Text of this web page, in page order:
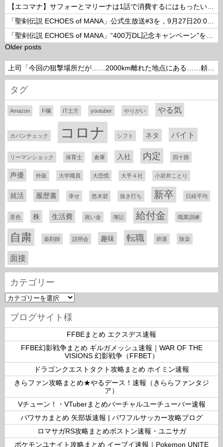
Older posts
タグ
Amazon F欄 IT土方 youtuber やりがい やる気
カバンチェック コロナ シフト ネタ バイト
リーマンショック 保育士 倉庫 入社 内定 四十路
声優 外販 大学職員 大恐慌 大手４社 小岩井ことり
就活 履歴書 幸せ 悠木碧 抜き打ち 新卒 日経平均
景色 株 生活費 祝い金 簿記 給付金 職業訓練
自粛 薬剤師 説明会 趣味 転職 辞退 除染
面接
カテゴリー
カ
テ
ー
ブログサイト様
FFBEまとめ エクスデス速報
FFBE幻影戦争まとめ ギルガメッシュ速報｜WAR OF THE
VISIONS 幻影戦争（FFBET）
ドラゴンクエストタクト攻略まとめ ホイミン速報
きらファン攻略まとめ★やるデース！速報（きららファンタジ
ア）
Vチューン！・VTuberまとめバーチャルユーチューバー速報
パワサカまとめ 矢部坂速報 | パワフルサッカー攻略ブログ
ロマサガRS攻略まとめボストン速報・ユニサガ
ポケモンユナイト攻略まとめ イーブイ速報｜Pokemon UNITE